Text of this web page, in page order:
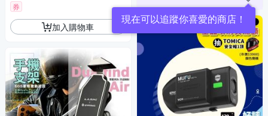
券
加入購物車
現在可以追蹤你喜愛的商店！